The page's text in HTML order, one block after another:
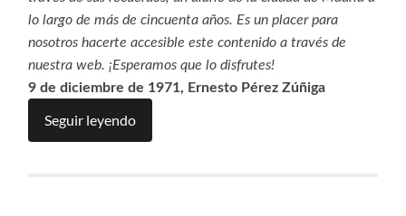
lo largo de más de cincuenta años. Es un placer para
nosotros hacerte accesible este contenido a través de
nuestra web. ¡Esperamos que lo disfrutes!
9 de diciembre de 1971, Ernesto Pérez Zúñiga
Seguir leyendo